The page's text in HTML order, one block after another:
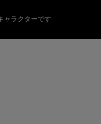
ャラクターです